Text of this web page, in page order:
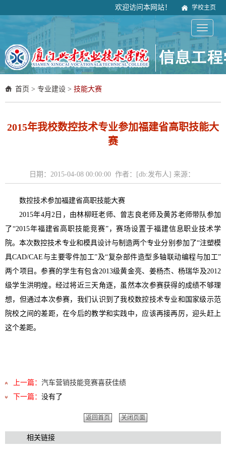
欢迎访问本网站！ 学校主页
首页 > 专业建设 > 技能大赛
2015年我校数控技术专业参加福建省高职技能大
赛
日期：2015-04-08 00:00:00 作者：[db:发布人] 来源：
数控技术参加福建省高职技能大赛
2015年4月2日，由林柳旺老师、曾志良老师及黄苏老师带队参加
了“2015年福建省高职技能竞赛”，赛场设置于福建信息职业技术学
院。本次数控技术专业和模具设计与制造两个专业分别参加了“注塑模
具CAD/CAE与主要零件加工”及“复杂部件造型多轴联动编程与加工”
两个项目。参赛的学生有包含2013级黄金亮、姜杨杰、杨瑞华及2012
级学生洪明煌。经过将近三天角逐，虽然本次参赛获得的成绩不够理
想，但通过本次参赛，我们认识到了我校数控技术专业和国家级示范
院校之间的差距，在今后的教学和实践中，应该再接再厉，迎头赶上
这个差距。
上一篇： 汽车营销技能竞赛喜获佳绩
下一篇： 没有了
返回首页 关闭页面
相关链接